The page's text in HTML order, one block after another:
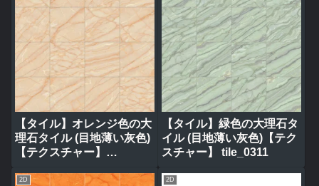
【タイル】オレンジ色の大
理石タイル (目地薄い灰色)
【テクスチャー】
【タイル】緑色の大理石タ
イル (目地薄い灰色)【テク
スチャー】 tile_0311
2D 2D